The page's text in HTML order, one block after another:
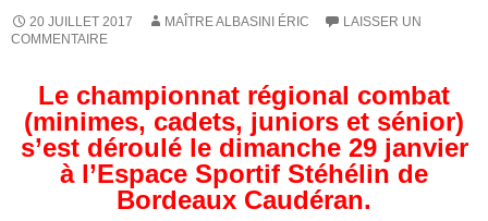
20 JUILLET 2017 MAÎTRE ALBASINI ÉRIC
LAISSER UN
COMMENTAIRE
Le championnat régional combat
(minimes, cadets, juniors et sénior)
s’est déroulé le dimanche 29 janvier
à l’Espace Sportif Stéhélin de
Bordeaux Caudéran.